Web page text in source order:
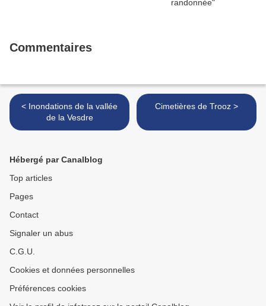
Commentaires
< Inondations de la vallée
de la Vesdre
Cimetières de Trooz >
Hébergé par Canalblog
Top articles
Pages
Contact
Signaler un abus
C.G.U.
Cookies et données personnelles
Préférences cookies